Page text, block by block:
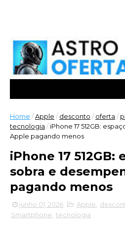
Home /Apple / desconto / oferta /
tecnologia / iPhone 17 512GB:
Apple pagando menos
iPhone 17 512GB:
sobra e
pagando menos
junho 01, 2026 Apple
Smartphone tecnologia